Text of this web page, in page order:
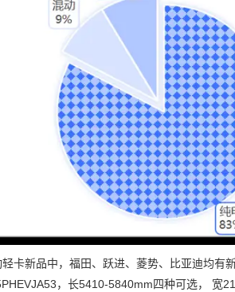
新品中，福田、跃进、菱势、比亚迪均有新
，长5410-5840mm四种可选， 宽